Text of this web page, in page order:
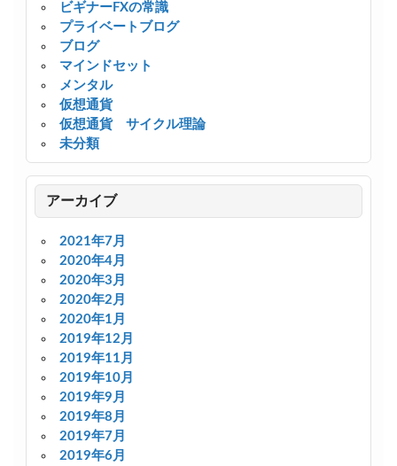
ビギナーFXの常識
プライベートブログ
ブログ
マインドセット
メンタル
仮想通貨
仮想通貨 サイクル理論
未分類
アーカイブ
2021年7月
2020年4月
2020年3月
2020年2月
2020年1月
2019年12月
2019年11月
2019年10月
2019年9月
2019年8月
2019年7月
2019年6月